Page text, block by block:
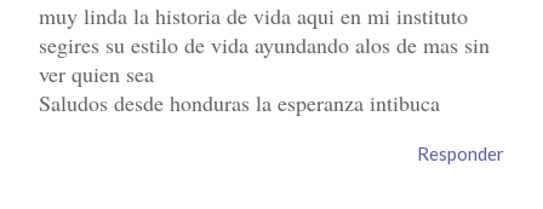
muy linda la historia de vida aqui en mi instituto
segires su estilo de vida ayundando alos de mas sin
ver quien sea
Saludos desde honduras la esperanza intibuca
Responder